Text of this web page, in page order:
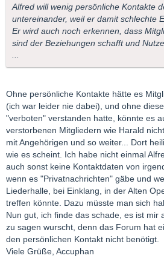
Alfred will wenig persönliche Kontakte
untereinander, weil er damit schlechte
Er wird auch noch erkennen, dass
sind der Beziehungen schafft und
Ohne persönliche Kontakte hätte es
(ich war leider nie dabei), und ohne
"verboten" verstanden hatte, könnte es
verstorbenen Mitgliedern wie Harald
mit Angehörigen und so weiter... Dort
wie es scheint. Ich habe nicht einmal
auch sonst keine Kontaktdaten von
wenn es "Privatnachrichten" gäbe und
Liederhalle, bei Einklang, in der Alten
treffen könnte. Dazu müsste man sich
Nun gut, ich finde das schade, es ist mir
zu sagen wurscht, denn das Forum hat
den persönlichen Kontakt nicht benötigt.
Viele Grüße, Accuphan